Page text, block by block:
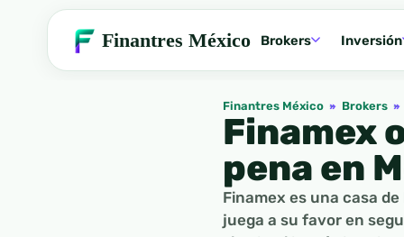
Finantres México Brokers Inversión
Finantres México » Brokers »
Finamex
pena en
Finamex es una casa
juega a su favor en